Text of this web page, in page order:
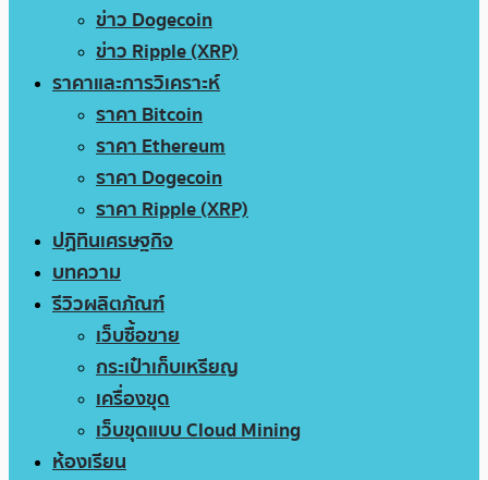
ข่าว Dogecoin
ข่าว Ripple (XRP)
ราคาและการวิเคราะห์
ราคา Bitcoin
ราคา Ethereum
ราคา Dogecoin
ราคา Ripple (XRP)
ปฏิทินเศรษฐกิจ
บทความ
รีวิวผลิตภัณฑ์
เว็บซื้อขาย
กระเป๋าเก็บเหรียญ
เครื่องขุด
เว็บขุดแบบ Cloud Mining
ห้องเรียน